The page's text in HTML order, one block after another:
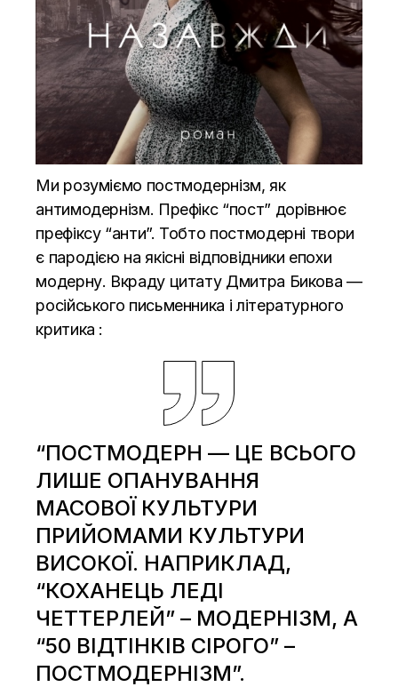
Ми розуміємо постмодернізм, як
антимодернізм. Префікс “пост” дорівнює
префіксу “анти”. Тобто постмодерні твори
є пародією на якісні відповідники епохи
модерну. Вкраду цитату Дмитра Бикова —
російського письменника і літературного
критика :
“ПОСТМОДЕРН — ЦЕ ВСЬОГО
ЛИШЕ ОПАНУВАННЯ
МАСОВОЇ КУЛЬТУРИ
ПРИЙОМАМИ КУЛЬТУРИ
ВИСОКОЇ. НАПРИКЛАД,
“КОХАНЕЦЬ ЛЕДІ
ЧЕТТЕРЛЕЙ” – МОДЕРНІЗМ, А
“50 ВІДТІНКІВ СІРОГО” –
ПОСТМОДЕРНІЗМ”.